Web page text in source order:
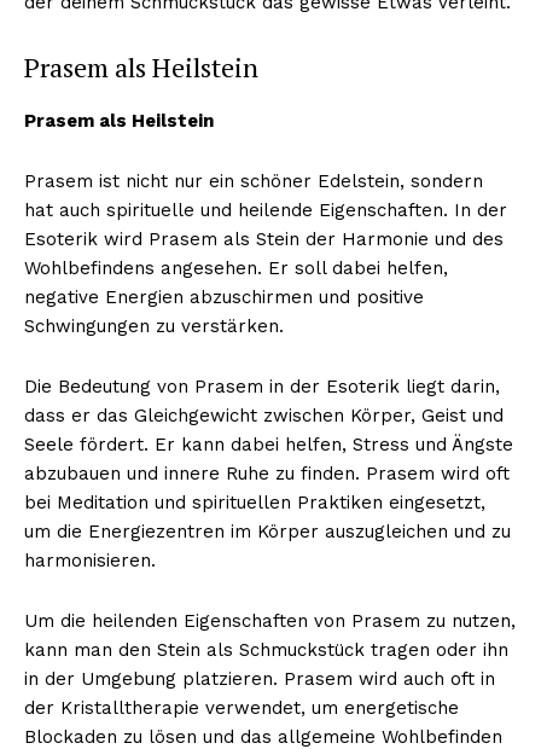
Prasem als Heilstein
Prasem als Heilstein
Prasem ist nicht nur ein schöner Edelstein, sondern
hat auch spirituelle und heilende Eigenschaften. In der
Esoterik wird Prasem als Stein der Harmonie und des
Wohlbefindens angesehen. Er soll dabei helfen,
negative Energien abzuschirmen und positive
Schwingungen zu verstärken.
Die Bedeutung von Prasem in der Esoterik liegt darin,
dass er das Gleichgewicht zwischen Körper, Geist und
Seele fördert. Er kann dabei helfen, Stress und Ängste
abzubauen und innere Ruhe zu finden. Prasem wird oft
bei Meditation und spirituellen Praktiken eingesetzt,
um die Energiezentren im Körper auszugleichen und zu
harmonisieren.
Um die heilenden Eigenschaften von Prasem zu nutzen,
kann man den Stein als Schmuckstück tragen oder ihn
in der Umgebung platzieren. Prasem wird auch oft in
der Kristalltherapie verwendet, um energetische
Blockaden zu lösen und das allgemeine Wohlbefinden